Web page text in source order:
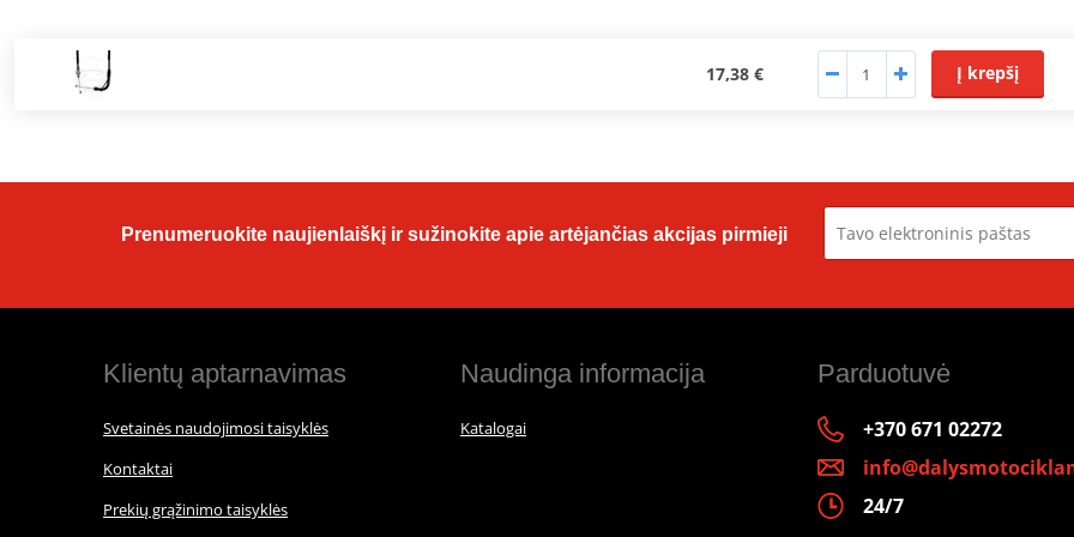
17,38 € Į krepšį
Prenumeruokite naujienlaiškį ir sužinokite apie artėjančias akcijas pirmieji
Klientų aptarnavimas
Svetainės naudojimosi taisyklės
Kontaktai
Prekių grąžinimo taisyklės
Naudinga informacija
Katalogai
Parduotuvė
+370 671 02272
24/7